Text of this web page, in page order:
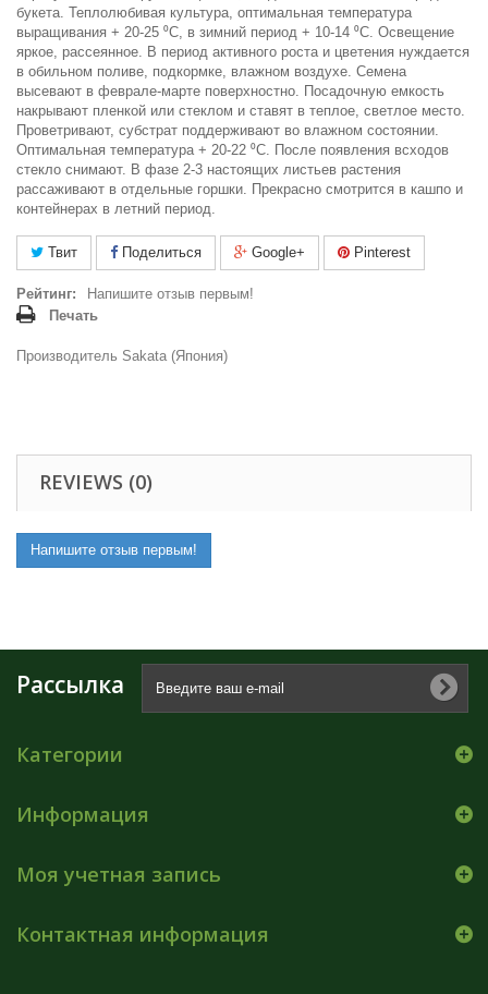
букета. Теплолюбивая культура, оптимальная температура
выращивания + 20-25 ⁰С, в зимний период + 10-14 ⁰С. Освещение
яркое, рассеянное. В период активного роста и цветения нуждается
в обильном поливе, подкормке, влажном воздухе. Семена
высевают в феврале-марте поверхностно. Посадочную емкость
накрывают пленкой или стеклом и ставят в теплое, светлое место.
Проветривают, субстрат поддерживают во влажном состоянии.
Оптимальная температура + 20-22 ⁰С. После появления всходов
стекло снимают. В фазе 2-3 настоящих листьев растения
рассаживают в отдельные горшки. Прекрасно смотрится в кашпо и
контейнерах в летний период.
Твит Поделиться Google+ Pinterest
Рейтинг:
Напишите отзыв первым!
Печать
Производитель Sakata (Япония)
REVIEWS (0)
Напишите отзыв первым!
Рассылка
Категории
Информация
Моя учетная запись
Контактная информация